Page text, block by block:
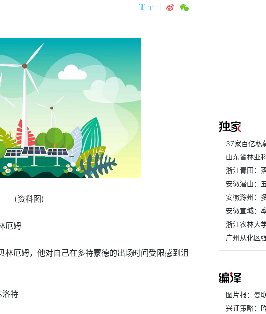
(资料图)
厄姆
林厄姆，他对自己在多特蒙德的出场时间受限感到沮
洛特
安徽潜山：